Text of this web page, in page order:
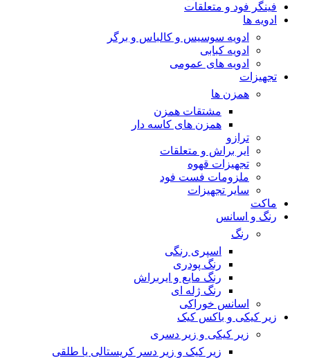
فینگر فود و متعلقات
ادویه ها
ادویه سوسیس و کالباس و برگر
ادویه کبابی
ادویه های عمومی
تجهیزات
همزن ها
مشتقات همزن
همزن های کاسه دار
ترازو
ایر براش و متعلقات
تجهیزات قهوه
ملزومات فست فود
سایر تجهیزات
ماکت
رنگ و اسانس
رنگ
اسپری رنگی
رنگ پودری
رنگ مایع و ایربراش
رنگ ژله ای
اسانس خوراکی
زیر کیکی و باکس کیک
زیر کیکی و زیر دسری
زیر کیک و زیر دسر کریستالی یا طلقی